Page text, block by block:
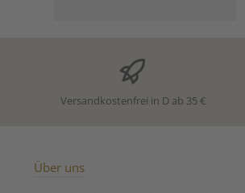
kontrolliert biologischem
Anbau Unsere
Zubereitungsempfehlung
für Bio Kräutertee Yoga Tee:
Versandkostenfrei in D ab 35 €
Über uns